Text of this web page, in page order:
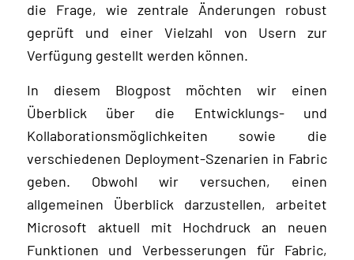
die Frage, wie zentrale Änderungen robust
geprüft und einer Vielzahl von Usern zur
Verfügung gestellt werden können.
In diesem Blogpost möchten wir einen
Überblick über die Entwicklungs- und
Kollaborationsmöglichkeiten sowie die
verschiedenen Deployment-Szenarien in Fabric
geben. Obwohl wir versuchen, einen
allgemeinen Überblick darzustellen, arbeitet
Microsoft aktuell mit Hochdruck an neuen
Funktionen und Verbesserungen für Fabric,